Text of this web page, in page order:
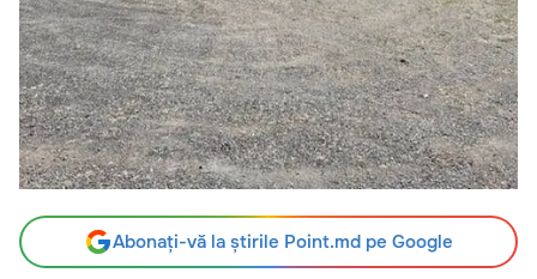
Abonați-vă la știrile Point.md pe Google